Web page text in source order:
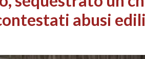
e danni da